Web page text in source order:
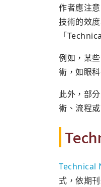
作者應注
技術的效
「
例如，某
術，如眼
此外，部
術、流程
Technical
式，依期